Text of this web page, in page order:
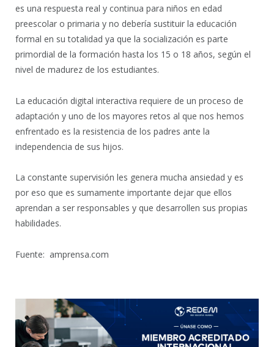
es una respuesta real y continua para niños en edad
preescolar o primaria y no debería sustituir la educación
formal en su totalidad ya que la socialización es parte
primordial de la formación hasta los 15 o 18 años, según el
nivel de madurez de los estudiantes.
La educación digital interactiva requiere de un proceso de
adaptación y uno de los mayores retos al que nos hemos
enfrentado es la resistencia de los padres ante la
independencia de sus hijos.
La constante supervisión les genera mucha ansiedad y es
por eso que es sumamente importante dejar que ellos
aprendan a ser responsables y que desarrollen sus propias
habilidades.
Fuente: amprensa.com